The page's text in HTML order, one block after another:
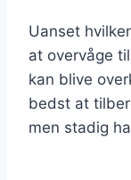
Uanset
at overvåge
kan blive
bedst at
men stadig